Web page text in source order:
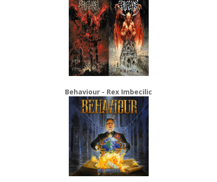
Behaviour - Rex Imbecilic